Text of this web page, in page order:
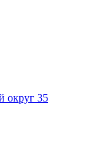
округ 35